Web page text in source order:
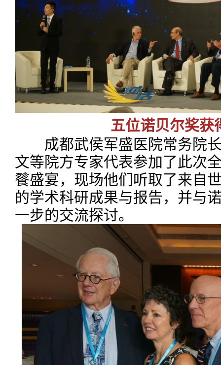
五位诺贝尔奖获
成都武侯军盛医院常务院长
文等院方专家代表参加了此次
餮盛宴，现场他们听取了来自
的学术科研成果与报告，并与
一步的交流探讨。